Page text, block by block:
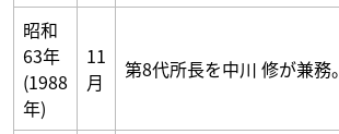
昭和
63年
(1988
年)
11
月
第8代所長を中川 修が兼務。